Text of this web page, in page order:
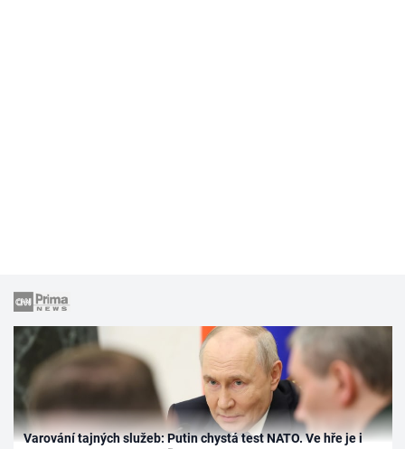
Varování tajných služeb: Putin chystá test NATO. Ve hře je i